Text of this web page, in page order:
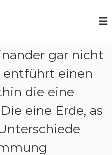
gar nicht
entführt einen
die eine
eine Erde, as